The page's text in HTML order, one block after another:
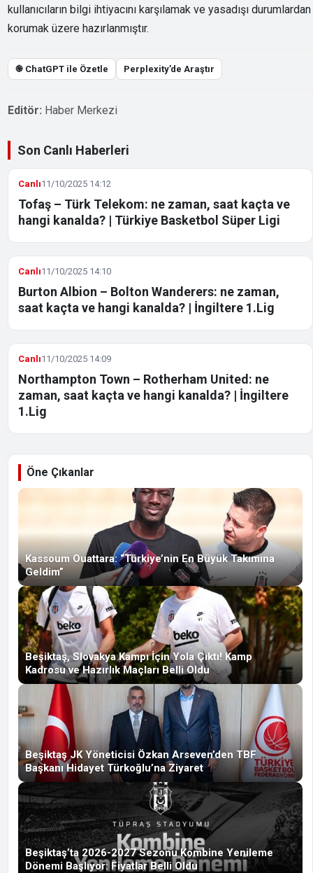
kullanıcıların bilgi ihtiyacını karşılamak ve yasadışı durumlardan
korumak üzere hazırlanmıştır.
֎ ChatGPT ile Özetle Perplexity’de Araştır
Editör: Haber Merkezi
Son Canlı Haberleri
Canlı11/10/2025 14:12
Tofaş – Türk Telekom: ne zaman, saat kaçta ve
hangi kanalda? | Türkiye Basketbol Süper Ligi
Canlı11/10/2025 14:10
Burton Albion – Bolton Wanderers: ne zaman,
saat kaçta ve hangi kanalda? | İngiltere 1.Lig
Canlı11/10/2025 14:09
Northampton Town – Rotherham United: ne
zaman, saat kaçta ve hangi kanalda? | İngiltere
1.Lig
Öne Çıkanlar
Kassoum Ouattara: “Türkiye’nin En Büyük Takımına
Geldim”
Beşiktaş, Slovakya Kampı İçin Yola Çıktı! Kamp
Kadrosu ve Hazırlık Maçları Belli Oldu
Beşiktaş JK Yöneticisi Özkan Arseven’den TBF
Başkanı Hidayet Türkoğlu’na Ziyaret
Beşiktaş’ta 2026-2027 Sezonu Kombine Yenileme
Dönemi Başlıyor: Fiyatlar Belli Oldu